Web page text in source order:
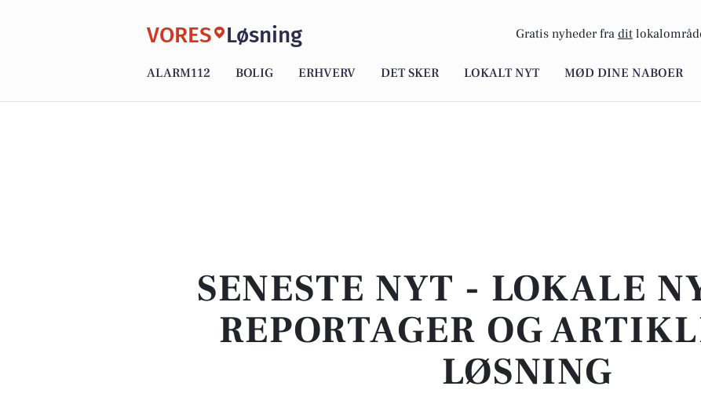
VORES Løsning Gratis nyheder fra dit
ALARM112 BOLIG ERHVERV DET SKER LOKALT NYT MØD DINE NABOER
SENESTE NYT - LOKALE
REPORTAGER OG
LØSNING